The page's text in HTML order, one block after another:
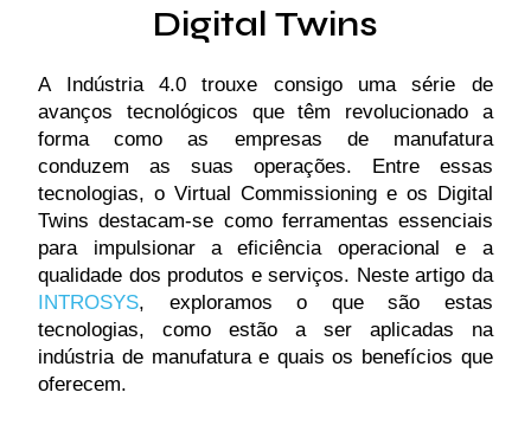
Digital Twins
A Indústria 4.0 trouxe consigo uma série de
avanços tecnológicos que têm revolucionado a
forma como as empresas de manufatura
conduzem as suas operações. Entre essas
tecnologias, o Virtual Commissioning e os Digital
Twins destacam-se como ferramentas essenciais
para impulsionar a eficiência operacional e a
qualidade dos produtos e serviços. Neste artigo da
INTROSYS, exploramos o que são estas
tecnologias, como estão a ser aplicadas na
indústria de manufatura e quais os benefícios que
oferecem.